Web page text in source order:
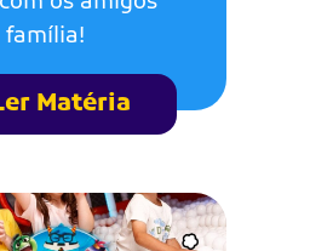
família!
Matéria